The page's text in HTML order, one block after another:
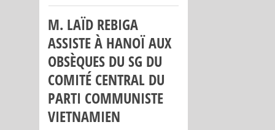
M. LAÏD REBIGA
ASSISTE À HANOÏ AUX
OBSÈQUES DU SG DU
COMITÉ CENTRAL DU
PARTI COMMUNISTE
VIETNAMIEN